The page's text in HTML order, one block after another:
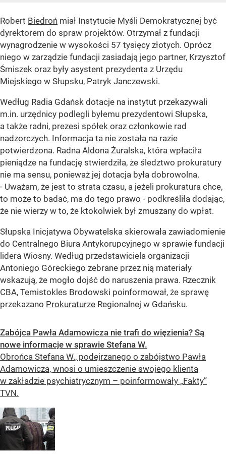
Robert Biedroń miał Instytucie Myśli Demokratycznej być
dyrektorem do spraw projektów. Otrzymał z fundacji
wynagrodzenie w wysokości 57 tysięcy złotych. Oprócz
niego w zarządzie fundacji zasiadają jego partner, Krzysztof
Śmiszek oraz były asystent prezydenta z Urzędu
Miejskiego w Słupsku, Patryk Janczewski.
Według Radia Gdańsk dotacje na instytut przekazywali
m.in. urzędnicy podlegli byłemu prezydentowi Słupska,
a także radni, prezesi spółek oraz członkowie rad
nadzorczych. Informacja ta nie została na razie
potwierdzona. Radna Aldona Żuralska, która wpłaciła
pieniądze na fundację stwierdziła, że śledztwo prokuratury
nie ma sensu, ponieważ jej dotacja była dobrowolna.
- Uważam, że jest to strata czasu, a jeżeli prokuratura chce,
to może to badać, ma do tego prawo - podkreśliła dodając,
że nie wierzy w to, że ktokolwiek był zmuszany do wpłat.
Słupska Inicjatywa Obywatelska skierowała zawiadomienie
do Centralnego Biura Antykorupcyjnego w sprawie fundacji
lidera Wiosny. Według przedstawiciela organizacji
Antoniego Góreckiego zebrane przez nią materiały
wskazują, że mogło dojść do naruszenia prawa. Rzecznik
CBA, Temistokles Brodowski poinformował, że sprawę
przekazano Prokuraturze Regionalnej w Gdańsku.
Zabójca Pawła Adamowicza nie trafi do więzienia? Są
nowe informacje w sprawie Stefana W.
Obrońca Stefana W., podejrzanego o zabójstwo Pawła
Adamowicza, wnosi o umieszczenie swojego klienta
w zakładzie psychiatrycznym – poinformowały „Fakty”
TVN.